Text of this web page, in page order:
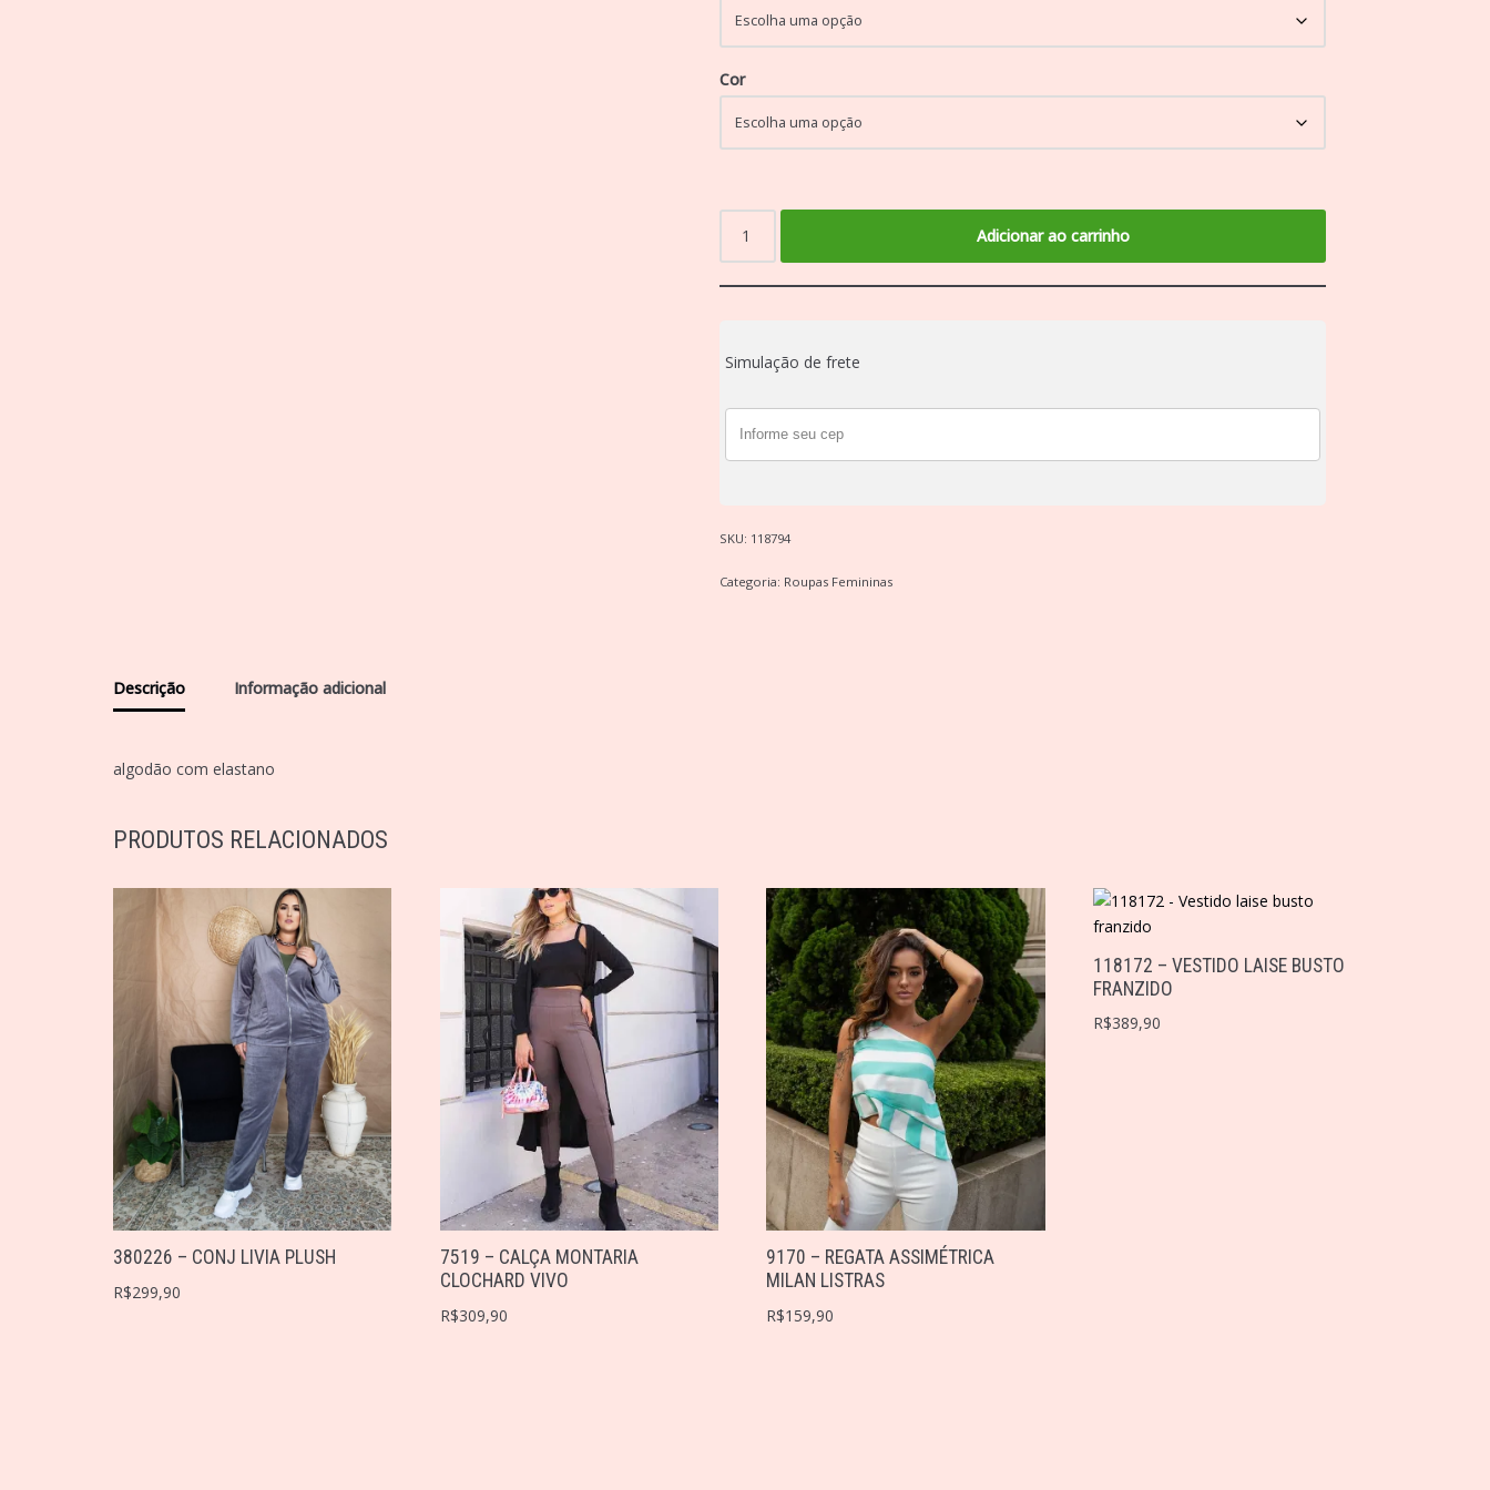
Cor
Adicionar ao carrinho
Simulação de frete
SKU: 118794
Categoria: Roupas Femininas
Descrição Informação adicional
algodão com elastano
PRODUTOS RELACIONADOS
380226 – CONJ LIVIA PLUSH
R$299,90
7519 – CALÇA MONTARIA
CLOCHARD VIVO
R$309,90
9170 – REGATA ASSIMÉTRICA
MILAN LISTRAS
R$159,90
118172 – VESTIDO LAISE BUSTO
FRANZIDO
R$389,90